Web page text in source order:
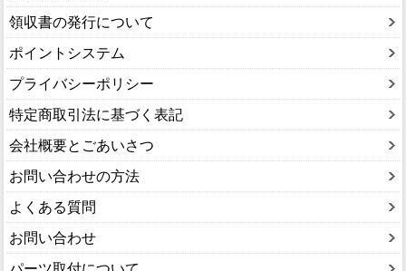
領収書の発行について
ポイントシステム
プライバシーポリシー
特定商取引法に基づく表記
会社概要とごあいさつ
お問い合わせの方法
よくある質問
お問い合わせ